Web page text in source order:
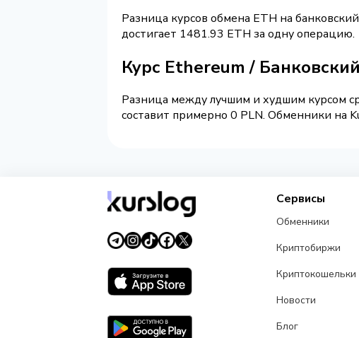
Разница курсов обмена ETH на
достигает 1481.93 ETH за одну операцию.
Курс Ethereum /
Разница между лучшим и худшим курсом
составит примерно 0 PLN. Обменники на
Сервисы
Обменники
Криптобиржи
Криптокошельки
Новости
Блог